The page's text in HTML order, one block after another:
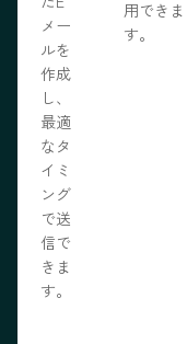
メー
ルを
作成
し、
最適
なタ
イミ
ング
で送
信で
きま
す。
用できま
す。